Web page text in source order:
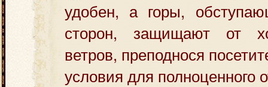
удобен, а горы,
сторон, защищают от
ветров, преподнося
условия для полноценного